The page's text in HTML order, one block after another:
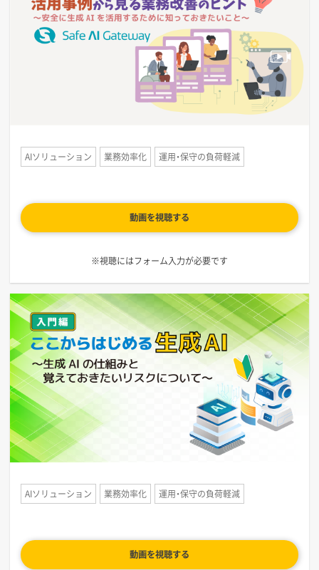
AIソリューション 業務効率化 運用・保守の負荷軽減
動画を視聴する
※視聴にはフォーム入力が必要です
AIソリューション 業務効率化 運用・保守の負荷軽減
動画を視聴する